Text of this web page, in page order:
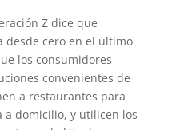
Z dice que
desde cero en el último
los consumidores
convenientes de
a restaurantes para
a domicilio, y utilicen los